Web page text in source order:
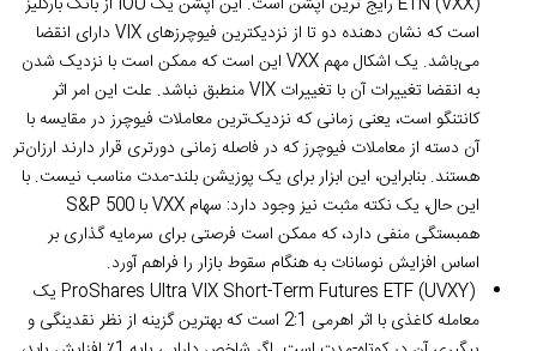
است که نشان دهنده دو تا از نزدیکترین فیوچرزهای VIX دارای انقضا
می‌باشد. یک اشکال مهم VXX این است که ممکن است با نزدیک شدن
به انقضا تغییرات آن با تغییرات VIX منطبق نباشد. علت این امر اثر
کانتنگو است، یعنی زمانی که نزدیک‌ترین معاملات فیوچرز در مقایسه با
آن دسته از معاملات فیوچرز که در فاصله زمانی دورتری قرار دارند ارزان‌تر
هستند. بنابراین، این ابزار برای یک پوزیشن بلند-مدت مناسب نیست. با
این حال، یک نکته مثبت نیز وجود دارد: سهام VXX با S&P 500
همبستگی منفی دارد، که ممکن است فرصتی برای سرمایه گذاری بر
اساس افزایش نوسانات به هنگام سقوط بازار را فراهم آورد.
ProShares Ultra VIX Short-Term Futures ETF (UVXY) یک
معامله کاغذی با اثر اهرمی 2:1 است که بهترین گزینه از نظر نقدینگی و